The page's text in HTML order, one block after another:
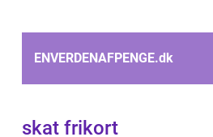
ENVERDENAFPENGE.dk
skat frikort